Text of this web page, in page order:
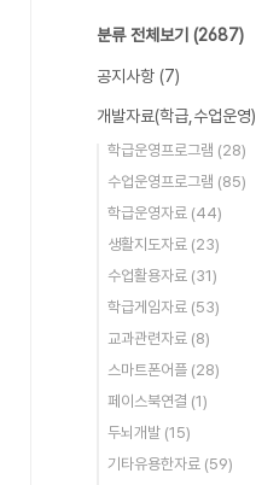
분류 전체보기 (2687)
공지사항 (7)
개발자료(학급,수업운영)
학급운영프로그램 (28)
수업운영프로그램 (85)
학급운영자료 (44)
생활지도자료 (23)
수업활용자료 (31)
학급게임자료 (53)
교과관련자료 (8)
스마트폰어플 (28)
페이스북연결 (1)
두뇌개발 (15)
기타유용한자료 (59)